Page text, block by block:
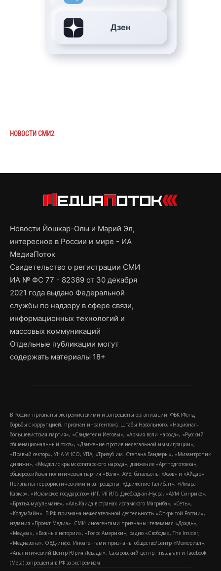
Дзен
НОВОСТИ СМИ2
Новости Йошкар-Олы и Марий Эл,
интересное в России и мире - ИА
МедиаПоток
Свидетельство о регистрации СМИ
ИА № ФС 77 - 82389 от 30 декабря
2021 года выдано Федеральной
службы по надзору в сфере связи,
информационных технологий и
массовых коммуникаций
Отдельные публикации могут
содержать материалы 18+
В России признаны экстремистскими и запрещены организации: ФБК (Фонд
борьбы с коррупцией, признан иноагентом), Штабы Навального, «Национал-
большевистская партия», «Свидетели Иеговы», «Армия воли народа», «Русский
общенациональный союз», «Движение против нелегальной иммиграции»,
«Правый сектор», УНА-УНСО, УПА, «Тризуб им. Степана Бандеры», «Мизантропик
дивижн», «Меджлис крымскотатарского народа», движение «Артподготовка»,
общероссийская политическая партия «Воля», АУЕ, батальоны «Азов» и «Айдар».
Признаны террористическими и запрещены: «Движение Талибан», «Имарат
Кавказ», «Исламское государство» (ИГ, ИГИЛ), Джебхад-ан-Нусра, «АУМ Синрике»,
«Братья-мусульмане», «Аль-Каида в странах исламского Магриба», «Сеть»,
«Колумбайн». В РФ признана нежелательной деятельность «Открытой России»,
издания «Проект Медиа». СМИ-иноагентами признаны: телеканал «Дождь»,
«Медуза», «Важные истории», «Голос Америки», радио «Свобода», The Insider,
«Медиазона», ОВД-инфо. Иноагентами признаны общество/центр «Мемориал»,
«Аналитический Центр Юрия Левады», Сахаровский центр. Instagram и Facebook
(Metа) запрещены в РФ за экстремизм.